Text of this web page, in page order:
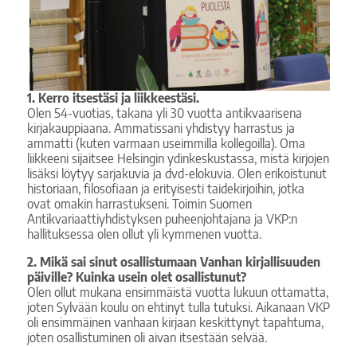
1. Kerro itsestäsi ja liikkeestäsi.
Olen 54-vuotias, takana yli 30 vuotta antikvaarisena
kirjakauppiaana. Ammatissani yhdistyy harrastus ja
ammatti (kuten varmaan useimmilla kollegoilla). Oma
liikkeeni sijaitsee Helsingin ydinkeskustassa, mistä kirjojen
lisäksi löytyy sarjakuvia ja dvd-elokuvia. Olen erikoistunut
historiaan, filosofiaan ja erityisesti taidekirjoihin, jotka
ovat omakin harrastukseni. Toimin Suomen
Antikvariaattiyhdistyksen puheenjohtajana ja VKP:n
hallituksessa olen ollut yli kymmenen vuotta.
2. Mikä sai sinut osallistumaan Vanhan kirjallisuuden
päiville? Kuinka usein olet osallistunut?
Olen ollut mukana ensimmäistä vuotta lukuun ottamatta,
joten Sylvään koulu on ehtinyt tulla tutuksi. Aikanaan VKP
oli ensimmäinen vanhaan kirjaan keskittynyt tapahtuma,
joten osallistuminen oli aivan itsestään selvää.